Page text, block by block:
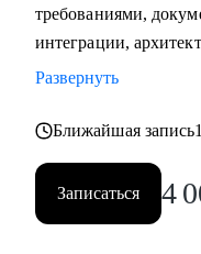
требованиями,
интеграции,
Развернуть
Ближайшая запись
Записаться 4